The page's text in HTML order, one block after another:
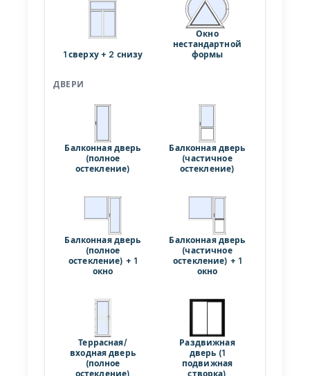
Безопасные стёкла
Шумоизоляционные стёкла
Складские товары (уголок находок)
1 сверху + 2 снизу
Окно
нестандартной
формы
ДВЕРИ
Балконная дверь
(полное
остекление)
Балконная дверь
(частичное
остекление)
Балконная дверь
(полное
остекление) + 1
окно
Балконная дверь
(частичное
остекление) + 1
окно
Террасная/
входная дверь
(полное
остекление)
Раздвижная
дверь (1
подвижная
створка)